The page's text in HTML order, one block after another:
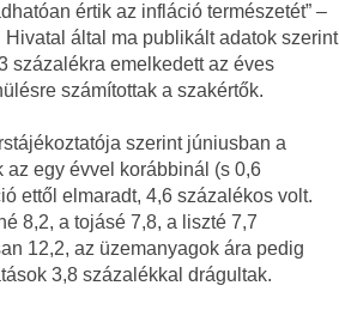
értik az infláció természetét” –
által ma publikált adatok szerint
százalékra emelkedett az éves
számítottak a szakértők.
szerint júniusban a
egy évvel korábbinál (s 0,6
ettől elmaradt, 4,6 százalékos volt.
8,2, a tojásé 7,8, a liszté 7,7
12,2, az üzemanyagok ára pedig
3,8 százalékkal drágultak.